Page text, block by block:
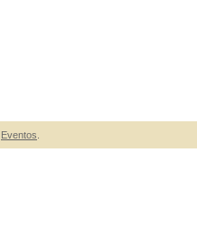
Eventos